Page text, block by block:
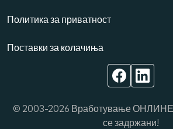
Политика за приватност
Поставки за колачиња
© 2003-2026 Вработување
се задржани!